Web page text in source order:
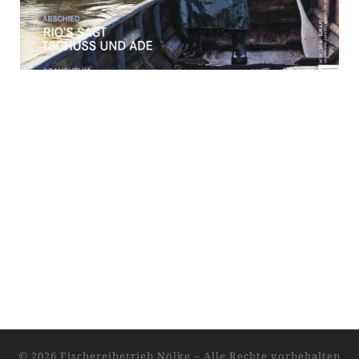
© 2026 Fischereibetrieb Nölke – Alle Rechte vorbehalten